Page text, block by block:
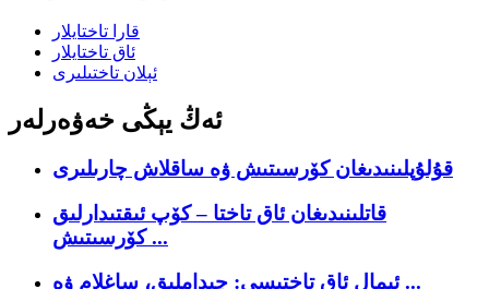
قارا تاختايلار
ئاق تاختايلار
ئېلان تاختىلىرى
ئەڭ يېڭى خەۋەرلەر
قۇلۇپلىنىدىغان كۆرسىتىش ۋە ساقلاش چارىلىرى
قاتلىنىدىغان ئاق تاختا – كۆپ ئىقتىدارلىق
كۆرسىتىش ...
ئېمال ئاق تاختىسى: چىداملىق، ساغلام ۋە ...